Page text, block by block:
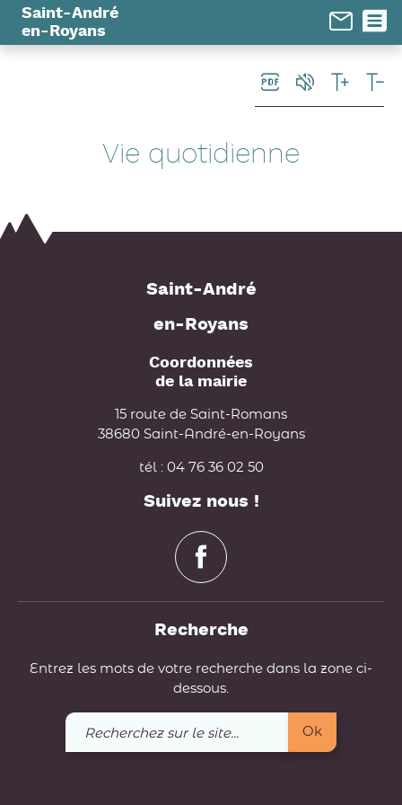
Saint-André
en-Royans
Vie quotidienne
Saint-André
en-Royans
Coordonnées
de la mairie
15 route de Saint-Romans
38680 Saint-André-en-Royans
tél : 04 76 36 02 50
Suivez nous !
Recherche
Entrez les mots de votre recherche dans la zone ci-
dessous.
Recherchez
sur
Ok
Panneau de gestion des cookies